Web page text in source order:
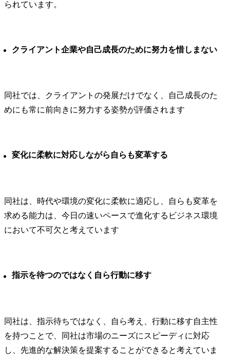
られています。
クライアント企業や自己成長のために努力を惜しまない
同社では、クライアントの発展だけでなく、自己成長のた
めにも常に前向きに努力する姿勢が評価されます
変化に柔軟に対応しながら自らも変革する
同社は、時代や環境の変化に柔軟に適応し、自らも変革を
求める能力は、今日の速いペースで進化するビジネス環境
において不可欠と考えています
指示を待つのではなく自ら行動に移す
同社は、指示待ちではなく、自ら考え、行動に移す自主性
を持つことで、同社は市場のニーズにスピーディに対応
し、先進的な解決策を提案することができると考えていま